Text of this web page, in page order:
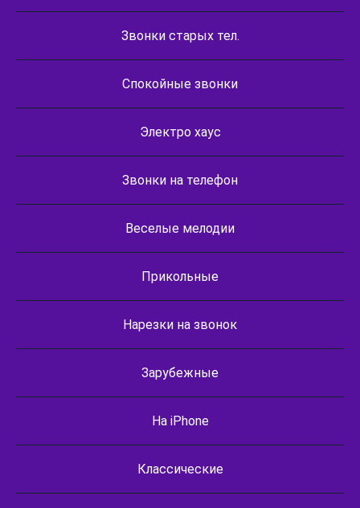
Звонки старых тел.
Спокойные звонки
Электро хаус
Звонки на телефон
Веселые мелодии
Прикольные
Нарезки на звонок
Зарубежные
На iPhone
Классические